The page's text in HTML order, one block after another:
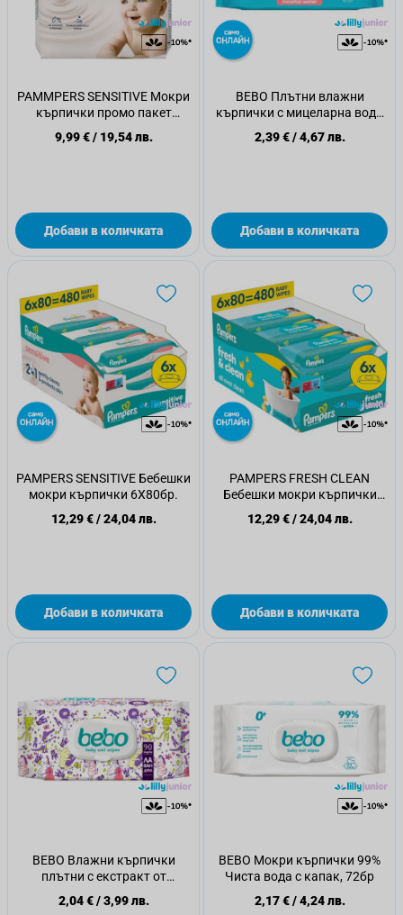
PAMMPERS SENSITIVE Мокри
кърпички промо пакет
4х80бр.
9,99 €/ 19,54 лв.
Добави в количката
BEBO Плътни влажни
кърпички с мицеларна вода
капак, 64бр.
2,39 €/4,67 лв.
Добави в количката
PAMPERS SENSITIVE Бебешки
мокри кърпички 6Х80бр.
12,29 €/24,04 лв.
Добави в количката
PAMPERS FRESH CLEAN
Бебешки мокри кърпички
6Х80бр.
12,29 €/24,04 лв.
Добави в количката
BEBO Влажни кърпички
плътни с екстракт от
лавандула с капак 90бр
2,04 €/3,99 лв.
BEBO Мокри кърпички 99%
Чиста вода с капак, 72бр
2,17 €/4,24 лв.